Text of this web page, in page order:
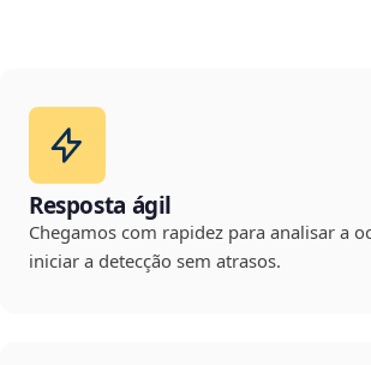
Resposta ágil
Chegamos com rapidez para analisar a
iniciar a detecção sem atrasos.